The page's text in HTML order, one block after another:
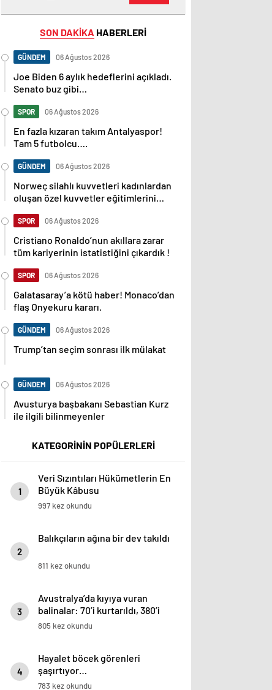
SON DAKİKA HABERLERİ
GÜNDEM 06 Ağustos 2026
Joe Biden 6 aylık hedeflerini açıkladı.
Senato buz gibi…
SPOR 06 Ağustos 2026
En fazla kızaran takım Antalyaspor!
Tam 5 futbolcu….
GÜNDEM 06 Ağustos 2026
Norweç silahlı kuvvetleri kadınlardan
oluşan özel kuvvetler eğitimlerini
SPOR 06 Ağustos 2026
Cristiano Ronaldo’nun akıllara zarar
tüm kariyerinin istatistiğini çıkardık !
SPOR 06 Ağustos 2026
Galatasaray’a kötü haber! Monaco’dan
flaş Onyekuru kararı.
GÜNDEM 06 Ağustos 2026
Trump’tan seçim sonrası ilk mülakat
GÜNDEM 06 Ağustos 2026
Avusturya başbakanı Sebastian Kurz
ile ilgili bilinmeyenler
KATEGORİNİN POPÜLERLERİ
1
Veri Sızıntıları Hükümetlerin En
Büyük Kâbusu
997 kez okundu
2
Balıkçıların ağına bir dev takıldı
811 kez okundu
3
Avustralya’da kıyıya vuran
balinalar: 70’i kurtarıldı, 380’i
öldü
805 kez okundu
4
Hayalet böcek görenleri
şaşırtıyor…
783 kez okundu